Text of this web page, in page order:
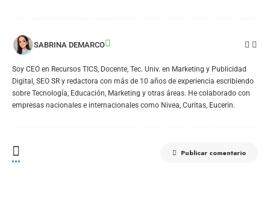
SABRINA DEMARCO
Soy CEO en Recursos TICS, Docente, Tec. Univ. en Marketing y Publicidad
Digital, SEO SR y redactora con más de 10 años de experiencia escribiendo
sobre Tecnología, Educación, Marketing y otras áreas. He colaborado con
empresas nacionales e internacionales como Nivea, Curitas, Eucerin.
Publicar comentario